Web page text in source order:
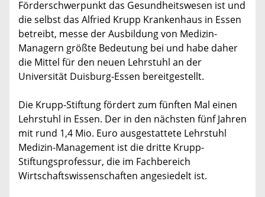
Förderschwerpunkt das Gesundheitswesen ist und
die selbst das Alfried Krupp Krankenhaus in Essen
betreibt, messe der Ausbildung von Medizin-
Managern größte Bedeutung bei und habe daher
die Mittel für den neuen Lehrstuhl an der
Universität Duisburg-Essen bereitgestellt.
Die Krupp-Stiftung fördert zum fünften Mal einen
Lehrstuhl in Essen. Der in den nächsten fünf Jahren
mit rund 1,4 Mio. Euro ausgestattete Lehrstuhl
Medizin-Management ist die dritte Krupp-
Stiftungsprofessur, die im Fachbereich
Wirtschaftswissenschaften angesiedelt ist.